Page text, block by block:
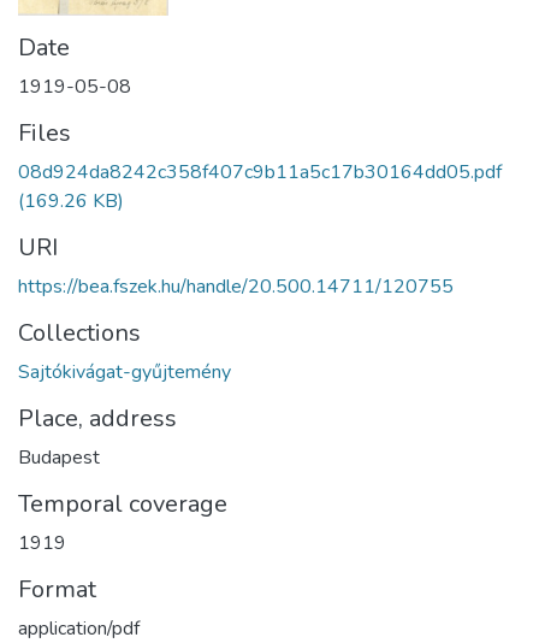
Date
1919-05-08
Files
08d924da8242c358f407c9b11a5c17b30164dd05.pdf
(169.26 KB)
URI
https://bea.fszek.hu/handle/20.500.14711/120755
Collections
Sajtókivágat-gyűjtemény
Place, address
Budapest
Temporal coverage
1919
Format
application/pdf